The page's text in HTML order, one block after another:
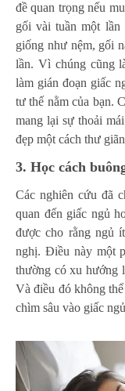
đề quan trọng nếu
gối vài tuần một
giống như nệm, gối
lần. Vì chúng cũng
làm gián đoạn giấc
tư thế nằm của bạn.
mang lại sự thoải
đẹp một cách thư
3. Học cách
Các nghiên cứu đã
quan đến giấc ngủ
được cho rằng ngủ
nghị. Điều này một
thường có xu hướng
Và điều đó không
chìm sâu vào giấc